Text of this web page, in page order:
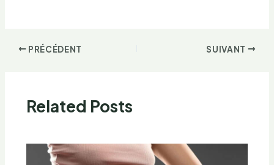
PRÉCÉDENT SUIVANT
Related Posts